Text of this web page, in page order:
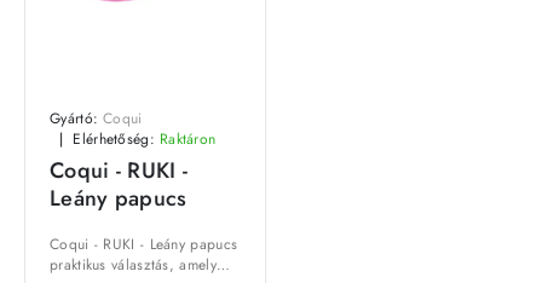
Gyártó: Coqui
Elérhetőség: Raktáron
Coqui - RUKI -
Leány papucs
Coqui - RUKI - Leány papucs
praktikus választás, amely